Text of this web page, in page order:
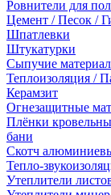
Ровнители для
Цемент / Песок /
Шпатлевки
Штукатурки
Сыпучие
Теплоизоляция /
Керамзит
Огнезащитные
Плёнки
бани
Скотч
Тепло-
Утеплители